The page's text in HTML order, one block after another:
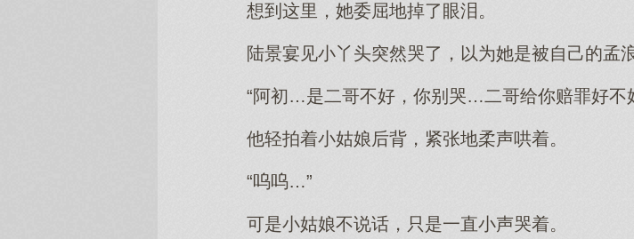
想到这里，她委屈地掉了眼泪。
陆景宴见小丫头突然哭了，以为她是被自己的孟
“阿初…是二哥不好，你别哭…二哥给你赔罪好不
他轻拍着小姑娘后背，紧张地柔声哄着。
“呜呜…”
可是小姑娘不说话，只是一直小声哭着。